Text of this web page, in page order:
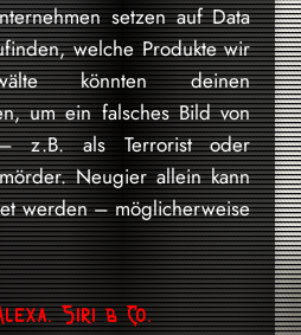
setzen auf Data
welche Produkte wir
könnten deinen
um ein falsches Bild von
z.B. als Terrorist oder
Neugier allein kann
werden – möglicherweise
Siri & Co.